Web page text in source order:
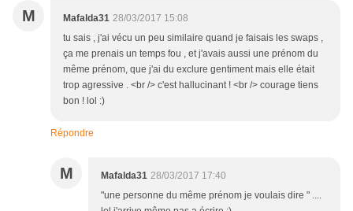
M Mafalda31 28/03/2017 15:08
tu sais , j'ai vécu un peu similaire quand je faisais les swaps ,
ça me prenais un temps fou , et j'avais aussi une prénom du
même prénom, que j'ai du exclure gentiment mais elle était
trop agressive . <br /> c'est hallucinant ! <br /> courage tiens
bon ! lol :)
Répondre
M Mafalda31 28/03/2017 17:40
"une personne du même prénom je voulais dire " ....